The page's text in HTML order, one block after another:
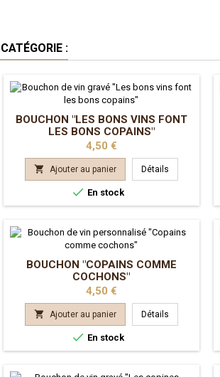
:
BOUCHON "LES BONS VINS FONT
LES BONS COPAINS"
Prix
4,50 €
 Ajouter au panier Détails
 En stock
BOUCHON "COPAINS COMME
COCHONS"
Prix
4,50 €
 Ajouter au panier Détails
 En stock